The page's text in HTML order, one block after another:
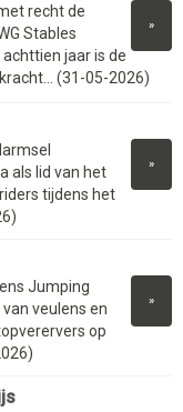
»
recht de
Stables
jaar is de
(31-05-2026)
»
als lid van het
tijdens het
»
Jumping
veulens en
op